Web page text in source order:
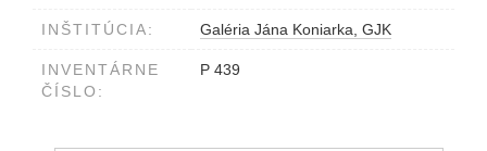
INŠTITÚCIA: Galéria Jána Koniarka, GJK
INVENTÁRNE
ČÍSLO:
P 439